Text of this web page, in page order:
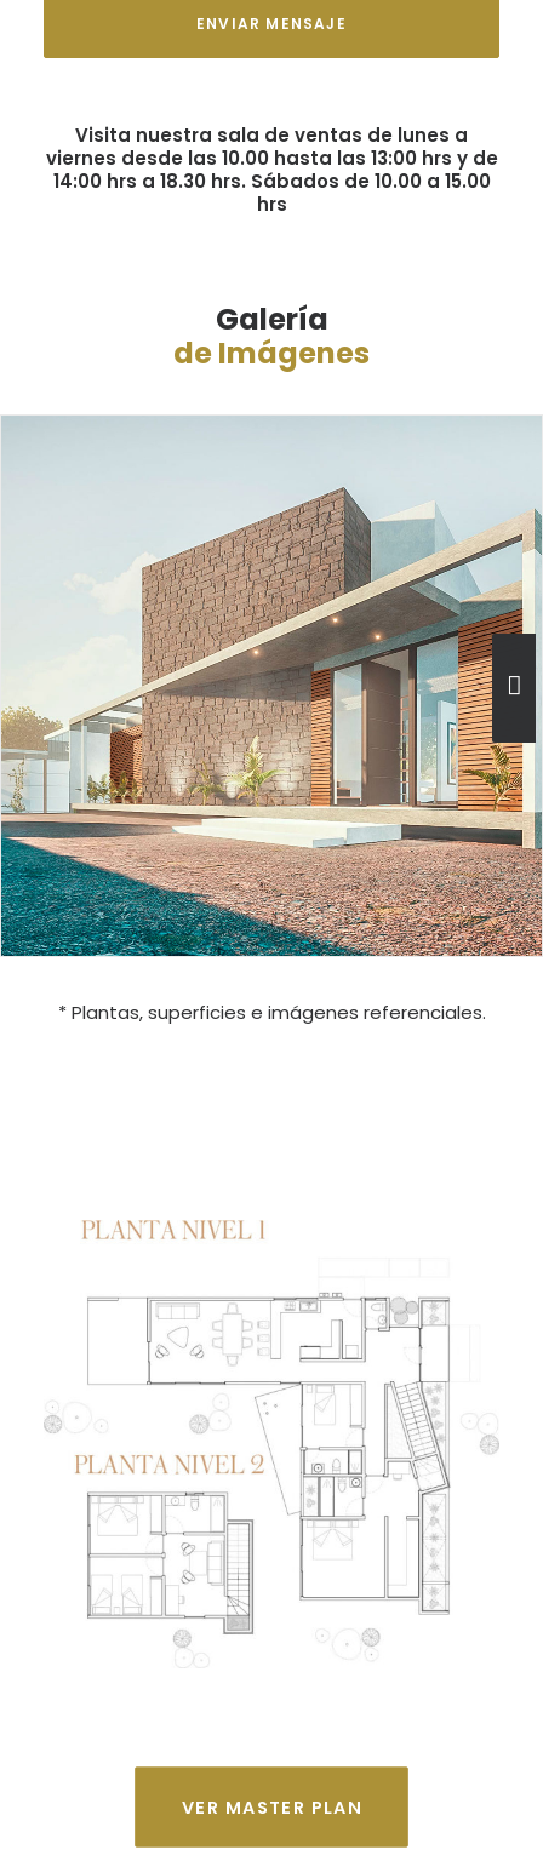
Visita nuestra sala de ventas de lunes a
viernes desde las 10.00 hasta las 13:00 hrs y de
14:00 hrs a 18.30 hrs. Sábados de 10.00 a 15.00
hrs
Galería
de Imágenes
* Plantas, superficies e imágenes referenciales.
VER MASTER PLAN